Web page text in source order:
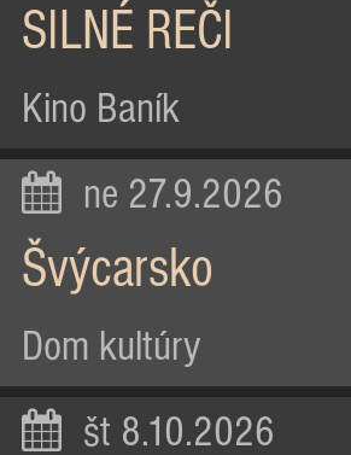
SILNÉ REČI
Kino Baník
ne 27.9.2026
Švýcarsko
Dom kultúry
št 8.10.2026